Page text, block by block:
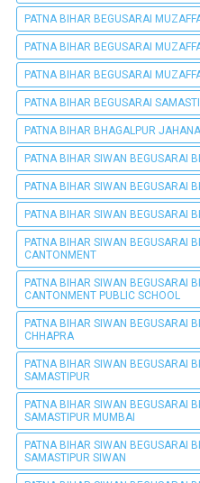
PATNA BIHAR BEGUSARAI
PATNA BIHAR BEGUSARAI
PATNA BIHAR BEGUSARAI
PATNA BIHAR BEGUSARAI
PATNA BIHAR BHAGALPUR
PATNA BIHAR SIWAN BEGUSARAI
PATNA BIHAR SIWAN BEGUSARAI
PATNA BIHAR SIWAN BEGUSARAI
PATNA BIHAR SIWAN BEGUSARAI
CANTONMENT
PATNA BIHAR SIWAN BEGUSARAI
CANTONMENT PUBLIC SCHOOL
PATNA BIHAR SIWAN BEGUSARAI
CHHAPRA
PATNA BIHAR SIWAN BEGUSARAI
SAMASTIPUR
PATNA BIHAR SIWAN BEGUSARAI
SAMASTIPUR MUMBAI
PATNA BIHAR SIWAN BEGUSARAI
SAMASTIPUR SIWAN